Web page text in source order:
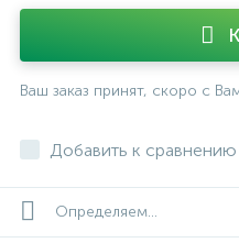
Ваш заказ принят, скоро с
Добавить к сравнению
Определяем...